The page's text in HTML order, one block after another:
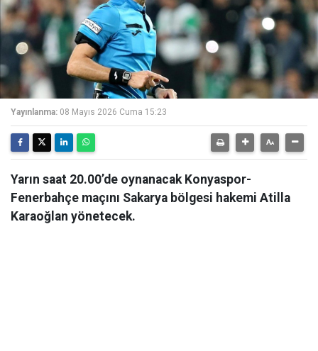
Yayınlanma: 08 Mayıs 2026 Cuma 15:23
Yarın saat 20.00’de oynanacak Konyaspor-
Fenerbahçe maçını Sakarya bölgesi hakemi Atilla
Karaoğlan yönetecek.